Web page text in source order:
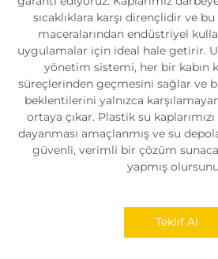
sıcaklıklara karşı dirençlidir ve bu
maceralarından endüstriyel
uygulamalar için ideal hale getirir.
yönetim sistemi, her bir kabın
süreçlerinden geçmesini sağlar ve
beklentilerini yalnızca
ortaya çıkar. Plastik su
dayanması amaçlanmış ve su
güvenli, verimli bir çözüm
yapmış
Teklif Al